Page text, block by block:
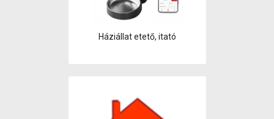
Háziállat etető, itató